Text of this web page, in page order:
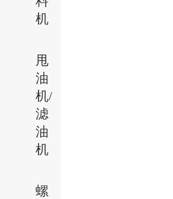
机
甩
油
机/
滤
油
机
螺